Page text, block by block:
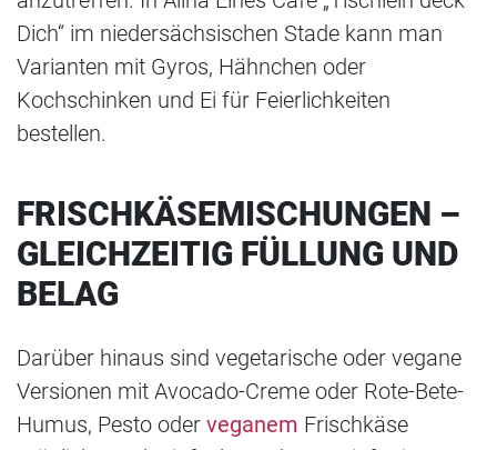
Dich“ im niedersächsischen Stade kann man
Varianten mit Gyros, Hähnchen oder
Kochschinken und Ei für Feierlichkeiten
bestellen.
FRISCHKÄSEMISCHUNGEN –
GLEICHZEITIG FÜLLUNG UND
BELAG
Darüber hinaus sind vegetarische oder vegane
Versionen mit Avocado-Creme oder Rote-Bete-
Humus, Pesto oder veganem Frischkäse